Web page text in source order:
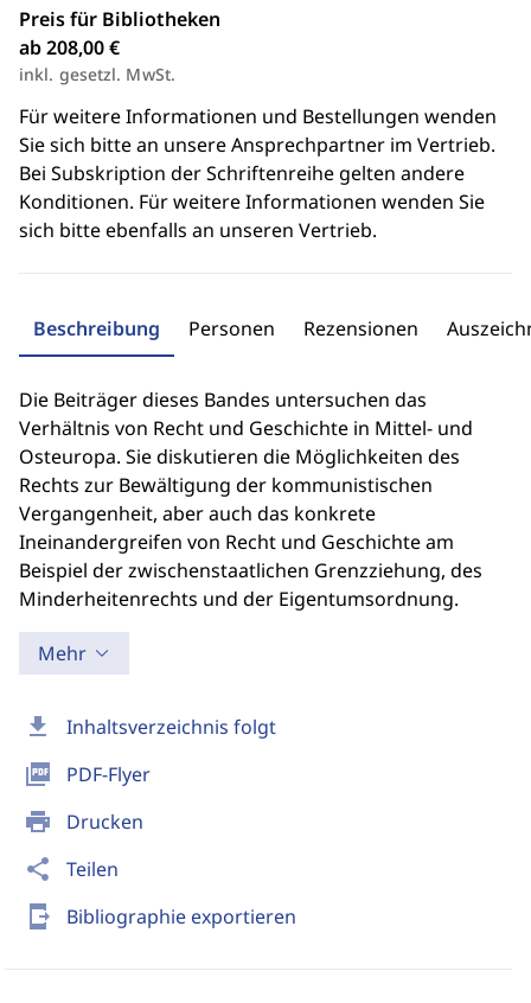
download Inhaltsverzeichnis folgt
picture_as_pdf PDF-Flyer
print Drucken
share Teilen
send_to_mobile Bibliographie exportieren
Preis für Bibliotheken
ab 208,00 €
inkl. gesetzl. MwSt.
Für weitere Informationen und Bestellungen wenden
Sie sich bitte an unsere Ansprechpartner im Vertrieb.
Bei Subskription der Schriftenreihe gelten andere
Konditionen. Für weitere Informationen wenden Sie
sich bitte ebenfalls an unseren Vertrieb.
Beschreibung Personen Rezensionen
Die Beiträger dieses Bandes untersuchen das
Verhältnis von Recht und Geschichte in Mittel- und
Osteuropa. Sie diskutieren die Möglichkeiten des
Rechts zur Bewältigung der kommunistischen
Vergangenheit, aber auch das konkrete
Ineinandergreifen von Recht und Geschichte am
Beispiel der zwischenstaatlichen Grenzziehung, des
Minderheitenrechts und der Eigentumsordnung.
Mehr